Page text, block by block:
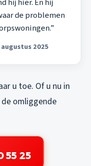
de problemen
2025
u toe. Of u nu in
omliggende
55 25